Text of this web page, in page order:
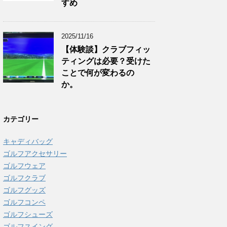
すめ
2025/11/16
【体験談】クラブフィッ
ティングは必要？受けた
ことで何が変わるの
か。
カテゴリー
キャディバッグ
ゴルフアクセサリー
ゴルフウェア
ゴルフクラブ
ゴルフグッズ
ゴルフコンペ
ゴルフシューズ